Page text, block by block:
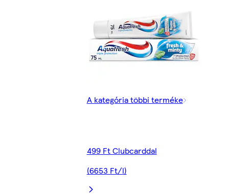
A kategória többi terméke
499 Ft Clubcarddal
(6653 Ft/l)